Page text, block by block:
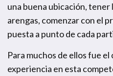
una buena ubicación, tener
arengas, comenzar con el
puesta a punto de cada
Para muchos de ellos fue
experiencia en esta